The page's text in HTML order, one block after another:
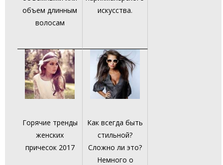
объем длинным
волосам
искусства.
Горячие тренды
женских
причесок 2017
Как всегда быть
стильной?
Сложно ли это?
Немного о